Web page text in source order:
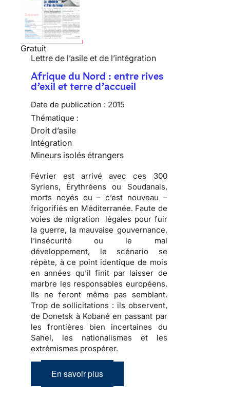
Gratuit
Lettre de l’asile et de l’intégration
Afrique du Nord : entre rives
d’exil et terre d’accueil
Date de publication : 2015
Thématique :
Droit d’asile
Intégration
Mineurs isolés étrangers
Février est arrivé avec ces 300
Syriens, Érythréens ou Soudanais,
morts noyés ou – c’est nouveau –
frigorifiés en Méditerranée. Faute de
voies de migration légales pour fuir
la guerre, la mauvaise gouvernance,
l’insécurité ou le mal
développement, le scénario se
répète, à ce point identique de mois
en années qu’il finit par laisser de
marbre les responsables européens.
Ils ne feront même pas semblant.
Trop de sollicitations : ils observent,
de Donetsk à Kobané en passant par
les frontières bien incertaines du
Sahel, les nationalismes et les
extrémismes prospérer.
En savoir plus